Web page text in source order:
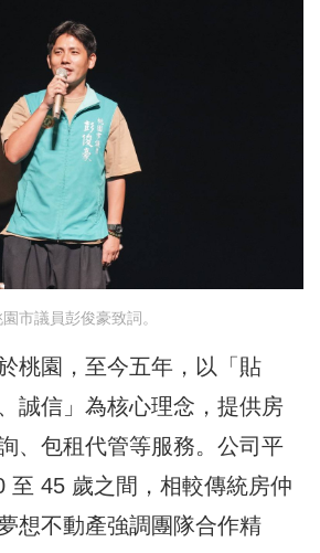
市議員彭俊豪致詞。
桃園，至今五年，以「貼
誠信」為核心理念，提供房
、包租代管等服務。公司平
至 45 歲之間，相較傳統房仲
想不動產強調團隊合作精